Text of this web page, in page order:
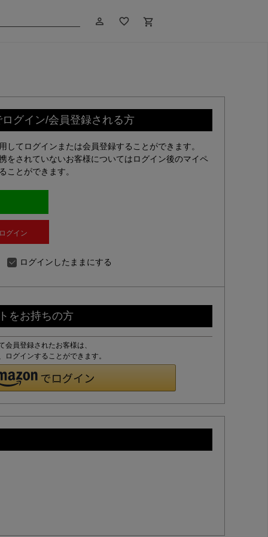
person_outline favorite_border shopping_cart
グイン/会員登録される方
してログインまたは会員登録することができます。
をされていないお客様についてはログイン後のマイペ
ことができます。
グイン
ログインしたままにする
をお持ちの方
員登録されたお客様は、
グインすることができます。